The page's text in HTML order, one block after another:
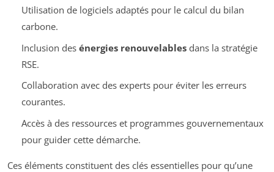
Utilisation de logiciels adaptés pour le calcul du bilan
carbone.
Inclusion des énergies renouvelablesdans la stratégie
RSE.
Collaboration avec des experts pour éviter les erreurs
courantes.
Accès à des ressources et programmes gouvernementaux
pour guider cette démarche.
Ces éléments constituent des clés essentielles pour qu’une